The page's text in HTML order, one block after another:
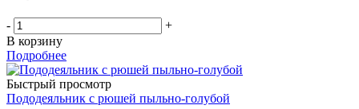
-
+
В корзину
Подробнее
Быстрый просмотр
Пододеяльник с рюшей пыльно-голубой